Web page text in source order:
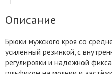
Описание
Брюки мужского кроя со
усиленный резинкой, с
регулировки и надёжной